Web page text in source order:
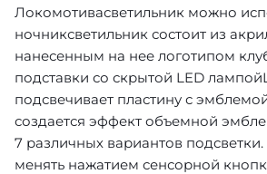
Локомотивасветильник можно
ночниксветильник состоит из
нанесенным на нее логотипом
подставки со скрытой LED
подсвечивает пластину с
создается эффект объемной
7 различных вариантов
менять нажатием сенсорной